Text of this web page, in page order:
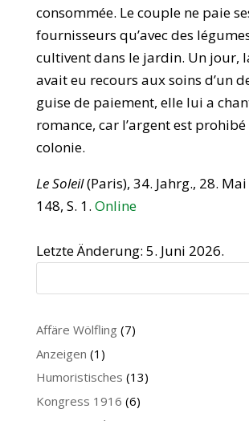
consommée. Le couple ne paie
fournisseurs qu’avec des
cultivent dans le jardin. Un jour,
avait eu recours aux soins d’un
guise de paiement, elle lui a
romance, car l’argent est
colonie.
Le Soleil(Paris), 34. Jahrg., 28.
148, S. 1. Online
Letzte Änderung: 5. Juni 2026.
Affäre Wölfling (7)
Anzeigen (1)
Humoristisches (13)
Kongress 1916 (6)